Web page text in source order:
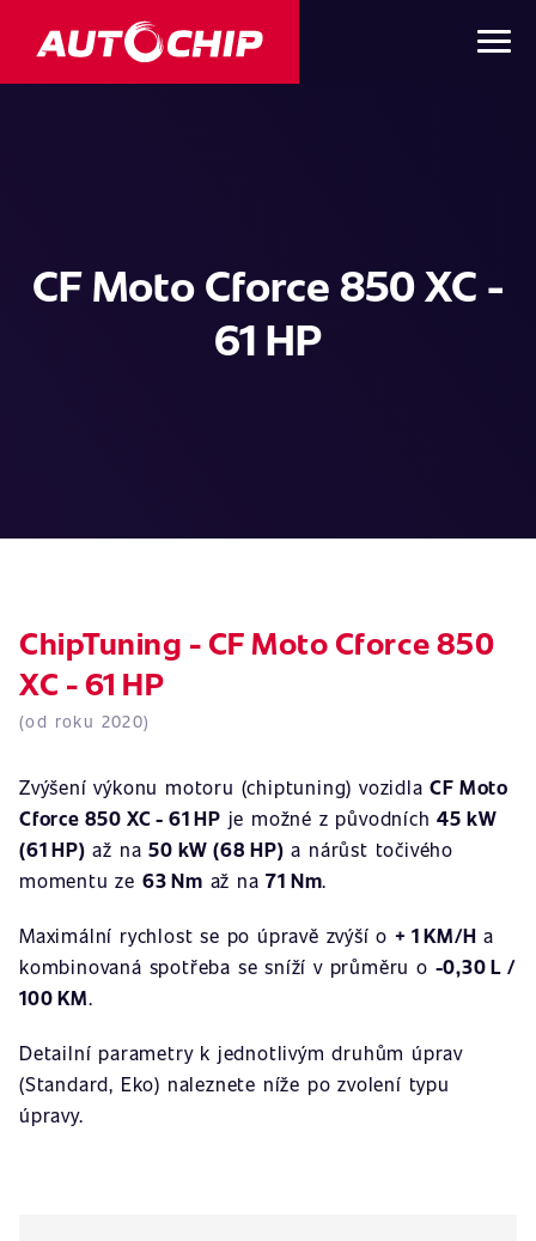
CF Moto Cforce 850 XC -
61 HP
ChipTuning - CF Moto Cforce 850
XC - 61 HP
(od roku 2020)
Zvýšení výkonu motoru (chiptuning) vozidlaCF Moto
Cforce 850 XC - 61 HP je možné z původních45 kW
(61 HP) až na50 kW (68 HP) a nárůst točivého
momentu ze 63 Nm až na71 Nm.
Maximální rychlost se po úpravě zvýší o + 1 KM/H a
kombinovaná spotřeba se sníží v průměru o -0,30 L /
100 KM.
Detailní parametry k jednotlivým druhům úprav
(Standard, Eko) naleznete níže po zvolení typu
úpravy.